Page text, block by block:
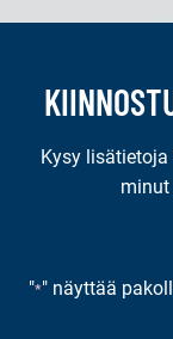
Kysy
"*" näyttää